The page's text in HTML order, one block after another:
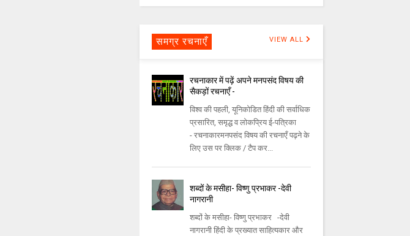
समग्र रचनाएँ VIEW ALL
रचनाकार में पढ़ें अपने मनपसंद विषय की
सैकड़ों रचनाएँ -
विश्व की पहली, यूनिकोडित हिंदी की सर्वाधिक
प्रसारित, समृद्ध व लोकप्रिय ई-पत्रिका
- रचनाकारमनपसंद विषय की रचनाएँ पढ़ने के
लिए उस पर क्लिक / टैप कर...
शब्दों के मसीहा- विष्णु प्रभाकर -देवी
नागरानी
शब्दों के मसीहा- विष्णु प्रभाकर -देवी
नागरानी हिंदी के प्रख्यात साहित्यकार और